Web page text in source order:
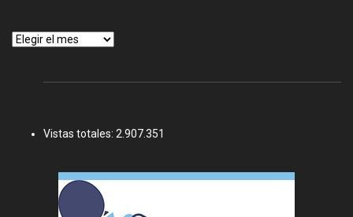
Archivos
Vistas totales: 2.907.351